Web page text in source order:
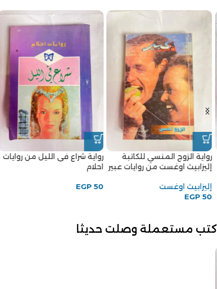
رواية الزوج المنسي للكاتبة
إليزابيث اوغست من روايات عبير
إليزابيث اوغست
EGP50
رواية شراع فى الليل من روايات
احلام
EGP50
كتب مستعملة وصلت حديثا